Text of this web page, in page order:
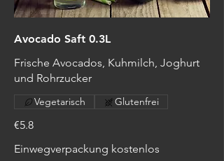
Avocado Saft 0.3L
Frische Avocados, Kuhmilch, Joghurt
und Rohrzucker
€5.8
Vegetarisch Glutenfrei
Einwegverpackung kostenlos